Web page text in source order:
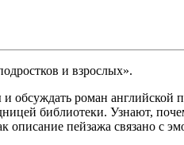
и взрослых».
обсуждать роман
библиотеки. Узнают,
описание пейзажа связано с